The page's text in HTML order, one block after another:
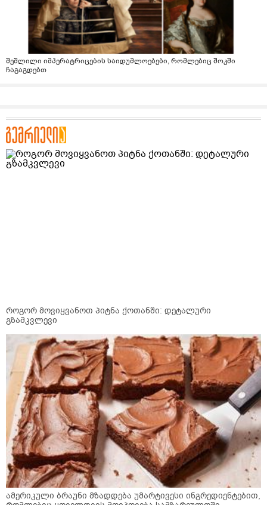
შეშლილი იმპერატრიცების საიდუმლოებები, რომლებიც შოკში
ჩაგაგდებთ
როგორ მოვიყვანოთ პიტნა ქოთანში: დეტალური
გზამკვლევი
ამერიკული ბრაუნი მზადდება უმარტივესი ინგრედიენტებით,